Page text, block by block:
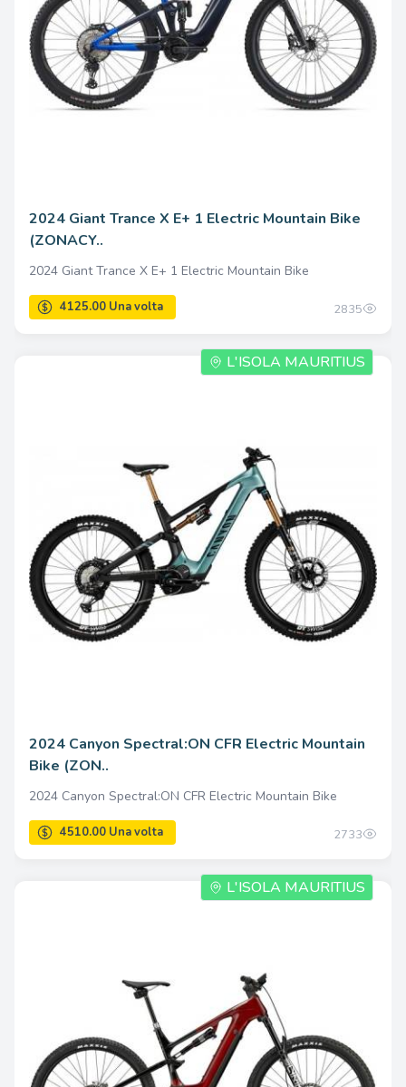
4510.00 Una volta
2024 Giant Trance X E+ 1 Electric Mountain Bike
(ZONACY..
2024 Giant Trance X E+ 1 Electric Mountain Bike
2835
L'ISOLA MAURITIUS
2024 Canyon Spectral:ON CFR Electric Mountain
Bike (ZON..
2024 Canyon Spectral:ON CFR Electric Mountain Bike
2733
L'ISOLA MAURITIUS